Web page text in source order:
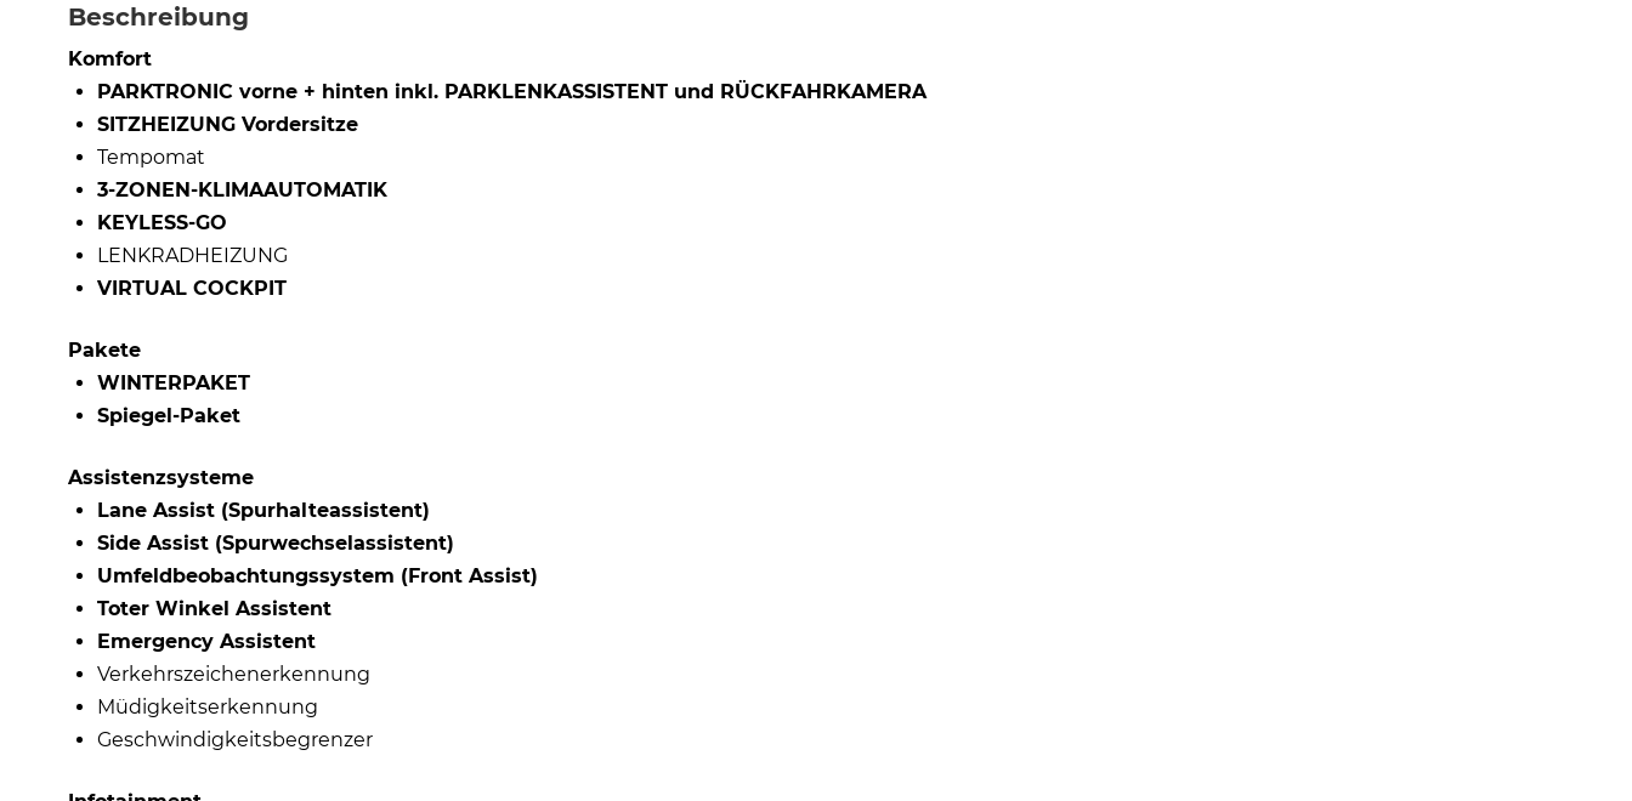
Beschreibung
Komfort
PARKTRONIC vorne + hinten inkl. PARKLENKASSISTENT und RÜCKFAHRKAMERA
SITZHEIZUNG Vordersitze
Tempomat
3-ZONEN-KLIMAAUTOMATIK
KEYLESS-GO
LENKRADHEIZUNG
VIRTUAL COCKPIT
Pakete
WINTERPAKET
Spiegel-Paket
Assistenzsysteme
Lane Assist (Spurhalteassistent)
Side Assist (Spurwechselassistent)
Umfeldbeobachtungssystem (Front Assist)
Toter Winkel Assistent
Emergency Assistent
Verkehrszeichenerkennung
Müdigkeitserkennung
Geschwindigkeitsbegrenzer